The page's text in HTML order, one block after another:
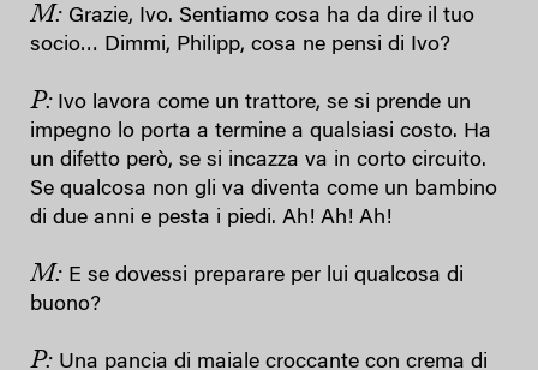
M: Grazie, Ivo. Sentiamo cosa ha da dire il tuo
socio… Dimmi, Philipp, cosa ne pensi di Ivo?
P: Ivo lavora come un trattore, se si prende un
impegno lo porta a termine a qualsiasi costo. Ha
un difetto però, se si incazza va in corto circuito.
Se qualcosa non gli va diventa come un bambino
di due anni e pesta i piedi. Ah! Ah! Ah!
M: E se dovessi preparare per lui qualcosa di
buono?
P: Una pancia di maiale croccante con crema di